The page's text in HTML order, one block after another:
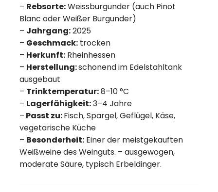
– Rebsorte:Weissburgunder (auch Pinot
Blanc oder Weißer Burgunder)
– Jahrgang:2025
– Geschmack: trocken
– Herkunft: Rheinhessen
– Herstellung:schonend im Edelstahltank
ausgebaut
– Trinktemperatur:8–10 °C
– Lagerfähigkeit:3–4 Jahre
– Passt zu:Fisch, Spargel, Geflügel, Käse,
vegetarische Küche
– Besonderheit: Einer der meistgekauften
Weißweine des Weinguts. – ausgewogen,
moderate Säure, typisch Erbeldinger.